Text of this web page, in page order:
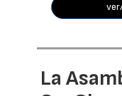
La